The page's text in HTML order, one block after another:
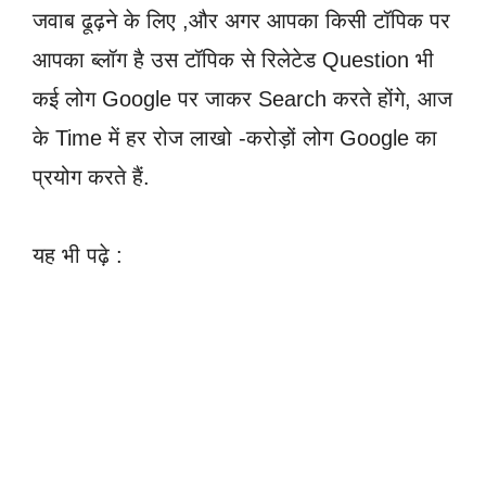
जवाब ढूढ़ने के लिए ,और अगर आपका किसी टॉपिक पर
आपका ब्लॉग है उस टॉपिक से रिलेटेड Question भी
कई लोग Google पर जाकर Search करते होंगे, आज
के Time में हर रोज लाखो -करोड़ों लोग Google का
प्रयोग करते हैं.
यह भी पढ़े :